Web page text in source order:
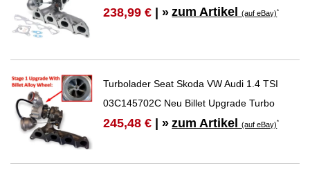
238,99 € | » zum Artikel(auf eBay)*
Turbolader Seat Skoda VW Audi 1.4 TSI
03C145702C Neu Billet Upgrade Turbo
245,48 € | » zum Artikel(auf eBay)*